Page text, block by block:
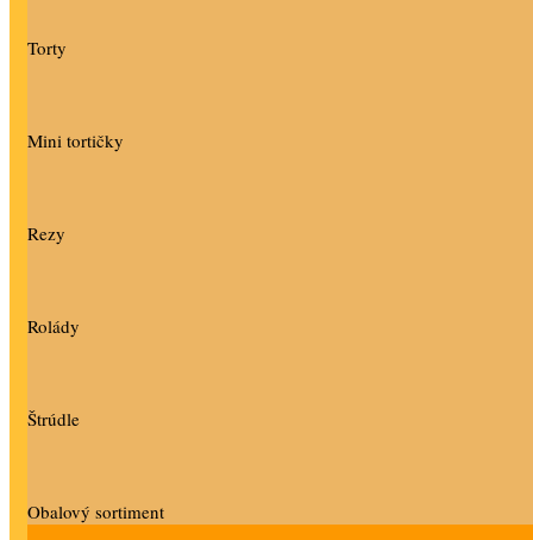
Torty
Mini tortičky
Rezy
Rolády
Štrúdle
Obalový sortiment